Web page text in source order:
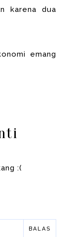
karena dua
emang
:(
BALAS